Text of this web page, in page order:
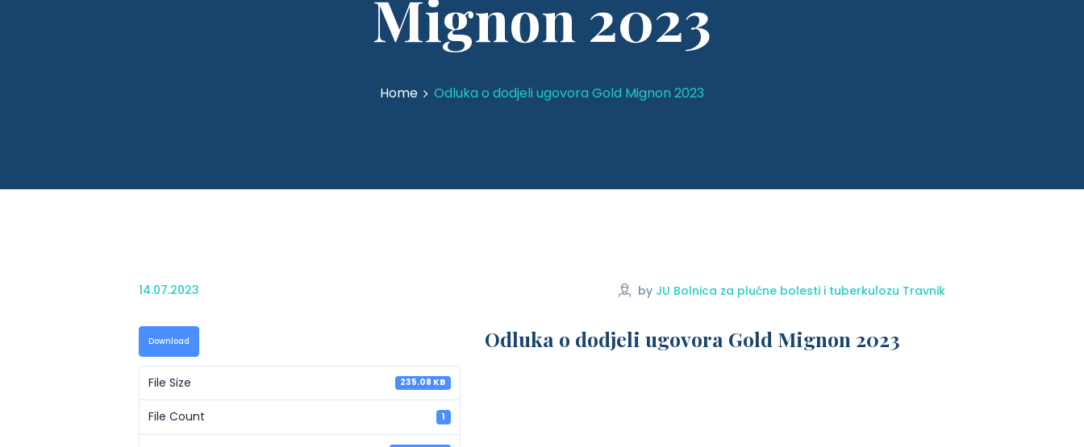
Mignon 2023
Home Odluka o dodjeli ugovora Gold Mignon 2023
14.07.2023 by JU Bolnica za plućne bolesti i tuberkulozu Travnik
Download
File Size 235.08 KB
File Count 1
Odluka o dodjeli ugovora Gold Mignon 2023